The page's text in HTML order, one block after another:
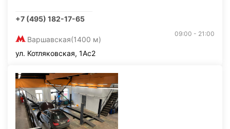
+7 (495) 182-17-65
Варшавская(1400 м)
09:00 - 21:00
ул. Котляковская, 1Ас2